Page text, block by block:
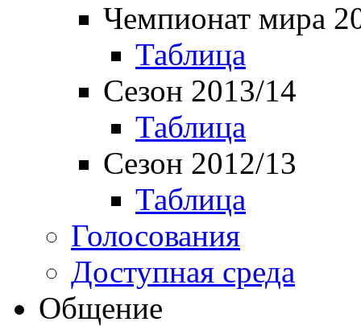
Чемпионат мира
Таблица
Сезон 2013/14
Таблица
Сезон 2012/13
Таблица
Голосования
Доступная среда
Общение